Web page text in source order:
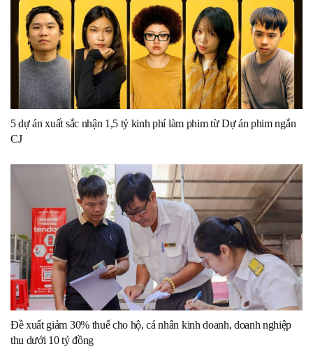
5 dự án xuất sắc nhận 1,5 tỷ kinh phí làm phim từ Dự án phim ngắn
CJ
Đề xuất giảm 30% thuế cho hộ, cá nhân kinh doanh, doanh nghiệp
thu dưới 10 tỷ đồng